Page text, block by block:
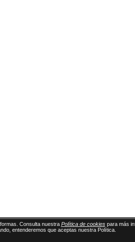
Consulta nuestra Política de cookiespara más
entenderemos que aceptas nuestra Política.